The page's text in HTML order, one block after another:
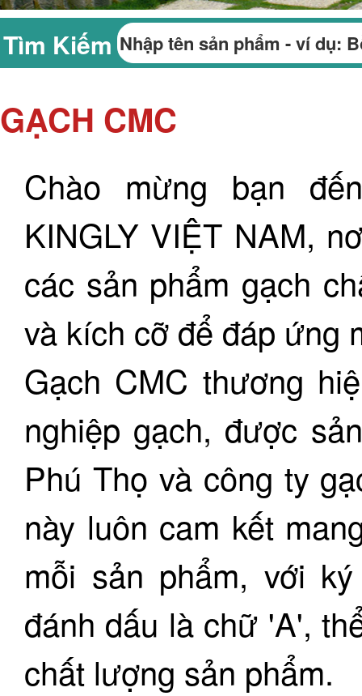
Tìm Kiếm
GẠCH CMC
Chào mừng bạn
KINGLY VIỆT NAM,
các sản phẩm gạch
và kích cỡ để đáp ứng
Gạch CMC thương
nghiệp gạch, được
Phú Thọ và công ty
này luôn cam kết
mỗi sản phẩm, với
đánh dấu là chữ 'A',
chất lượng sản phẩm.